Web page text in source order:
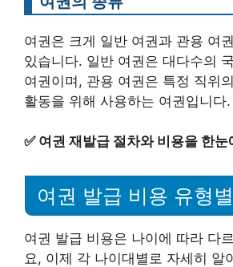
여권은 크게 일반 여권과 관용 여
있습니다. 일반 여권은 대다수의
여권이며, 관용 여권은 특정 직위
활동을 위해 사용하는 여권입니다.
✅ 여권 재발급 절차와 비용을 한눈
여권 발급 비용 유형
여권 발급 비용은 나이에 따라 다
요, 이제 각 나이대별로 자세히 알